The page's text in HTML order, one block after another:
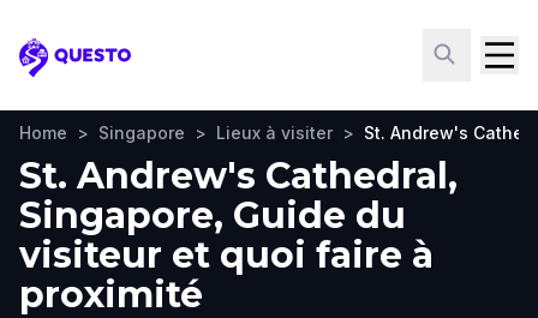
Questo
Home > Singapore > Lieux à visiter > St. Andrew's
St. Andrew's Cathedral,
Singapore, Guide du
visiteur et quoi faire à
proximité